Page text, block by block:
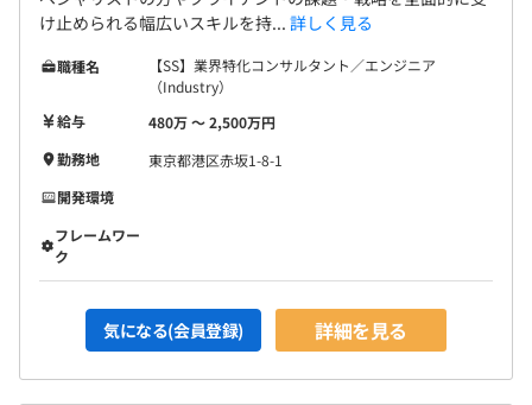
け止められる幅広いスキルを持... 詳しく見る
職種名
【SS】業界特化コンサルタント／エンジニア
（Industry）
給与
480万 〜 2,500万円
勤務地
東京都港区赤坂1-8-1
開発環境
フレームワー
ク
気になる(会員登録) 詳細を見る